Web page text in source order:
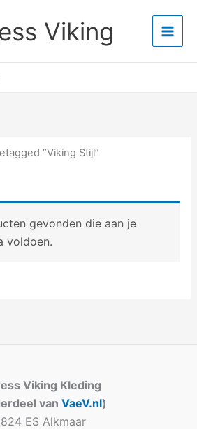
Viking
Main
“Viking Stijl”
gevonden die aan je
voldoen.
Viking Kleding
van VaeV.nl)
ES Alkmaar